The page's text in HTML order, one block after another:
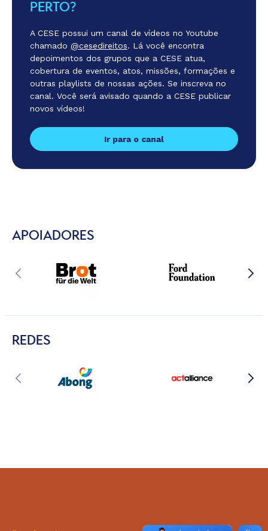
PERTO?
A CESE possui um canal de vídeos no Youtube
chamado @cesedireitos. Lá você encontra
depoimentos dos grupos que a CESE atua,
cobertura de eventos, atos, missões, formações e
outras playlists de nossas ações. Se inscreva no
canal. Você será avisado quando a CESE publicar
novos vídeos!
Ir para o canal
APOIADORES
REDES